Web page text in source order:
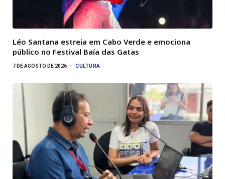
Léo Santana estreia em Cabo Verde e emociona
público no Festival Baía das Gatas
7 DE AGOSTO DE 2026 CULTURA